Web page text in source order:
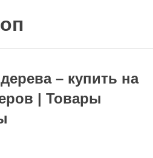
– купить на
| Товары